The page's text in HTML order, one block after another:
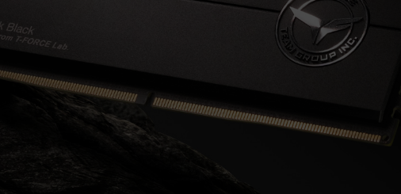
память может не достичь заявленной
Модули памяти TEAMGROUP
При возникновении проблем,
материнской платы, обратитесь в
обслуживания производителя